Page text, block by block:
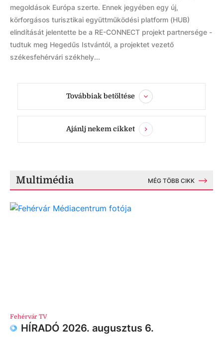
megoldások Európa szerte. Ennek jegyében egy új,
körforgásos turisztikai együttműködési platform (HUB)
elindítását jelentette be a RE-CONNECT projekt partnersége -
tudtuk meg Hegedűs Istvántól, a projektet vezető
székesfehérvári székhely...
Továbbiak betöltése
Ajánlj nekem cikket
Multimédia MÉG TÖBB CIKK
Fehérvár TV
HÍRADÓ 2026. augusztus 6.